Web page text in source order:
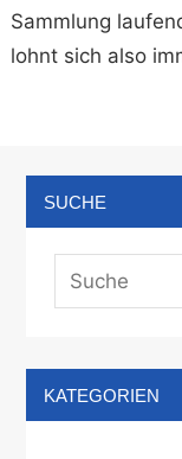
Sammlung
lohnt sich also
SUCHE
KATEGORIEN